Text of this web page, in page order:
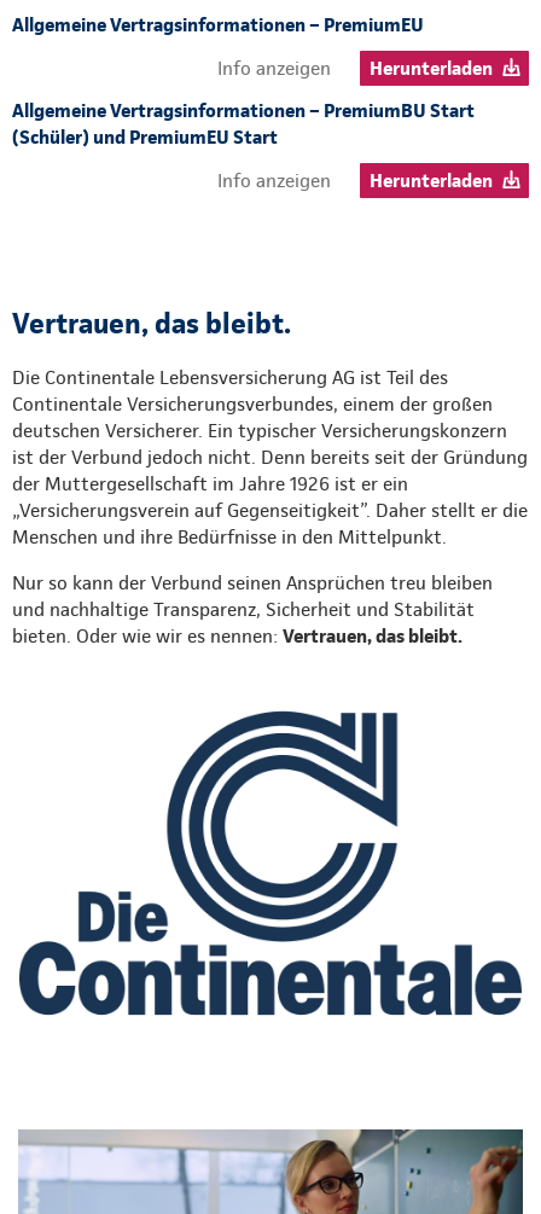
Allgemeine Vertragsinformationen – PremiumEU
Info anzeigen
Herunterladen
Allgemeine Vertragsinformationen – PremiumBU Start
(Schüler) und PremiumEU Start
Info anzeigen
Herunterladen
Vertrauen, das bleibt.
Die Continentale Lebensversicherung AG ist Teil des
Continentale Versicherungsverbundes, einem der großen
deutschen Versicherer. Ein typischer Versicherungskonzern
ist der Verbund jedoch nicht. Denn bereits seit der Gründung
der Muttergesellschaft im Jahre 1926 ist er ein
„Versicherungsverein auf Gegenseitigkeit”. Daher stellt er die
Menschen und ihre Bedürfnisse in den Mittelpunkt.
Nur so kann der Verbund seinen Ansprüchen treu bleiben
und nachhaltige Transparenz, Sicherheit und Stabilität
bieten. Oder wie wir es nennen: Vertrauen, das bleibt.